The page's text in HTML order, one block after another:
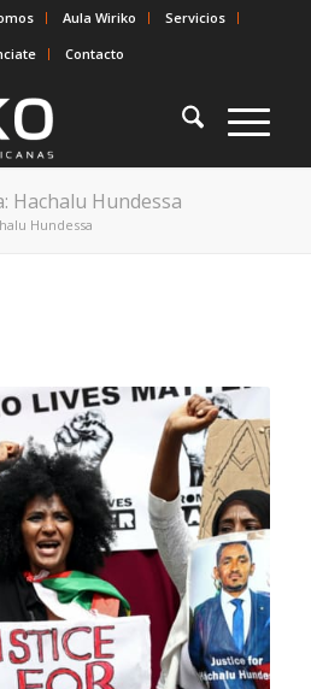
Aula Wiriko
Servicios
Contacto
Hachalu Hundessa
Hundessa